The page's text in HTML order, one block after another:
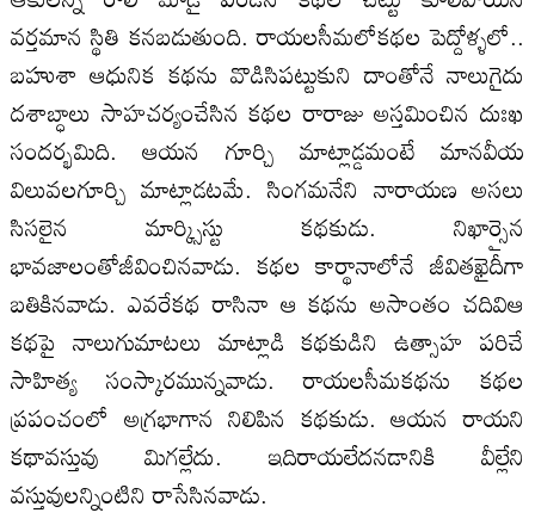
వర్తమాన స్థితి కనబడుతుంది. రాయలసీమలోకథల పెద్దోళ్ళలో..
బహుశా ఆధునిక కథను వొడిసిపట్టుకుని దాంతోనే నాలుగైదు
దశాబ్ధాలు సాహచర్యంచేసిన కథల రారాజు అస్తమించిన దుఃఖ
సందర్భమిది. ఆయన గూర్చి మాట్లాడ్డమంటే మానవీయ
విలువలగూర్చి మాట్లాడటమే. సింగమనేని నారాయణ అసలు
సిసలైన మార్క్సిస్టు కథకుడు. నిఖార్సైన
భావజాలంతోజీవించినవాడు. కథల కార్థానాలోనే జీవితఖైదీగా
బతికినవాడు. ఎవరేకథ రాసినా ఆ కథను అసాంతం చదివిఆ
కథపై నాలుగుమాటలు మాట్లాడి కథకుడిని ఉత్సాహ పరిచే
సాహిత్య సంస్కారమున్నవాడు. రాయలసీమకథను కథల
ప్రపంచంలో అగ్రభాగాన నిలిపిన కథకుడు. ఆయన రాయని
కథావస్తువు మిగల్లేదు. ఇదిరాయలేదనడానికి వీల్లేని
వస్తువులన్నింటిని రాసేసినవాడు.